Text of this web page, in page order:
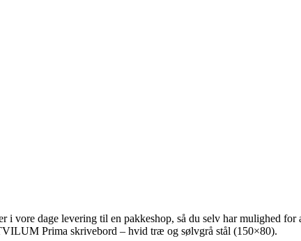
vore dage levering til en pakkeshop, så du selv har mulighed for
Prima skrivebord – hvid træ og sølvgrå stål (150×80).